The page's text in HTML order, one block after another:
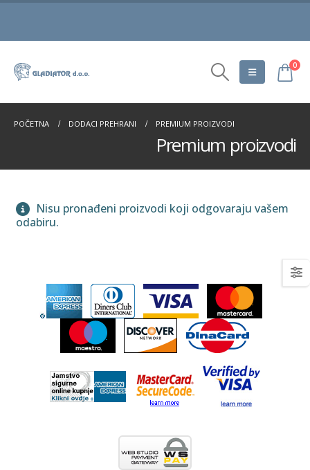
0
POČETNA DODACI PREHRANI PREMIUM PROIZVODI
Premium proizvodi
Nisu pronađeni proizvodi koji odgovaraju vašem
odabiru.